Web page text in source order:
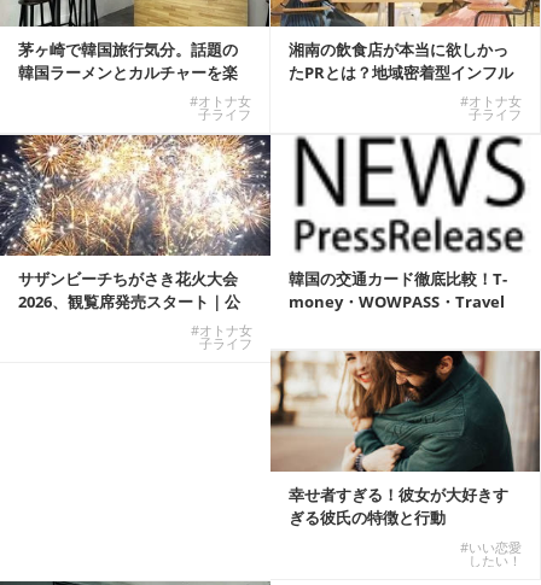
茅ヶ崎で韓国旅行気分。話題の
韓国ラーメンとカルチャーを楽
#オトナ女
子ライフ
湘南の飲食店が本当に欲しかっ
たPRとは？地域密着型インフル
#オトナ女
子ライフ
サザンビーチちがさき花火大会
2026、観覧席発売スタート｜公
#オトナ女
子ライフ
韓国の交通カード徹底比較！T-
money・WOWPASS・Travel
幸せ者すぎる！彼女が大好きす
ぎる彼氏の特徴と行動
#いい恋愛
したい！